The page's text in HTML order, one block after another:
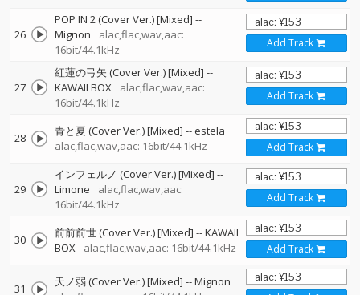
26
POP IN 2 (Cover Ver.) [Mixed] --
Mignon
alac,flac,wav,aac:
16bit/44.1kHz
Add Track
27
紅蓮の弓矢 (Cover Ver.) [Mixed] --
KAWAII BOX
alac,flac,wav,aac:
16bit/44.1kHz
Add Track
28 青と夏 (Cover Ver.) [Mixed] --estela
alac,flac,wav,aac: 16bit/44.1kHz
Add Track
29
インフェルノ (Cover Ver.) [Mixed] --
Limone
alac,flac,wav,aac:
16bit/44.1kHz
Add Track
30 前前前世 (Cover Ver.) [Mixed] --KAWAII
BOX
alac,flac,wav,aac: 16bit/44.1kHz Add Track
31 天ノ弱 (Cover Ver.) [Mixed] --Mignon